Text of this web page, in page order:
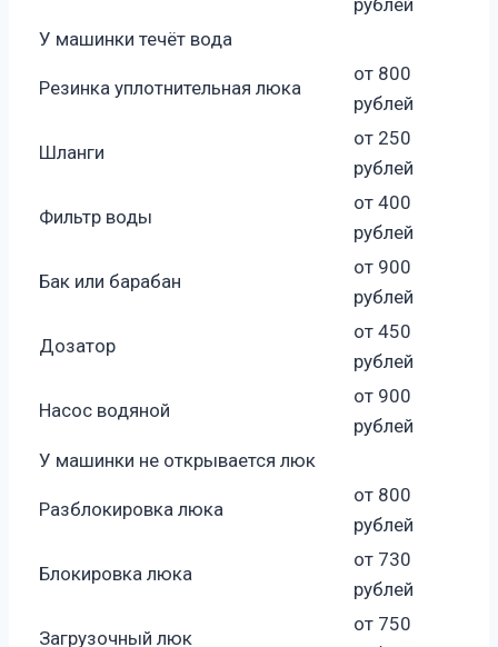
У машинки течёт вода
Резинка уплотнительная люка
от 800
рублей
Шланги
от 250
рублей
Фильтр воды
от 400
рублей
Бак или барабан
от 900
рублей
Дозатор
от 450
рублей
Насос водяной
от 900
рублей
У машинки не открывается люк
Разблокировка люка
от 800
рублей
Блокировка люка
от 730
рублей
Загрузочный люк
от 750